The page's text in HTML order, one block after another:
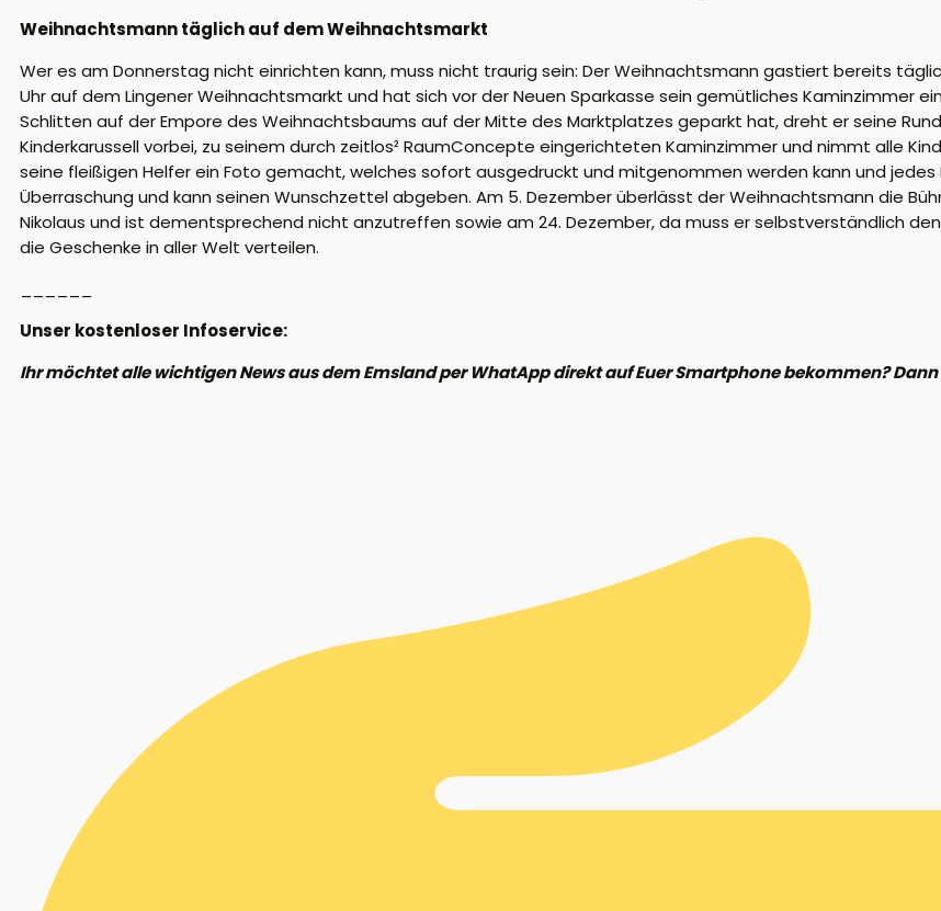
Weihnachtsmann täglich auf dem Weihnachtsmarkt
Wer es am Donnerstag nicht einrichten kann, muss nicht traurig sein: Der Weihnachtsmann gastiert bereits
Uhr auf dem Lingener Weihnachtsmarkt und hat sich vor der Neuen Sparkasse sein gemütliches Kaminzimmer
Schlitten auf der Empore des Weihnachtsbaums auf der Mitte des Marktplatzes geparkt hat, dreht er seine
Kinderkarussell vorbei, zu seinem durch zeitlos² RaumConcepte eingerichteten Kaminzimmer und nimmt alle
seine fleißigen Helfer ein Foto gemacht, welches sofort ausgedruckt und mitgenommen werden kann und jedes
Überraschung und kann seinen Wunschzettel abgeben. Am 5. Dezember überlässt der Weihnachtsmann die
Nikolaus und ist dementsprechend nicht anzutreffen sowie am 24. Dezember, da muss er selbstverständlich
die Geschenke in aller Welt verteilen.
Unser kostenloser Infoservice:
Ihr möchtet alle wichtigen News aus dem Emsland per WhatApp direkt auf Euer Smartphone bekommen?